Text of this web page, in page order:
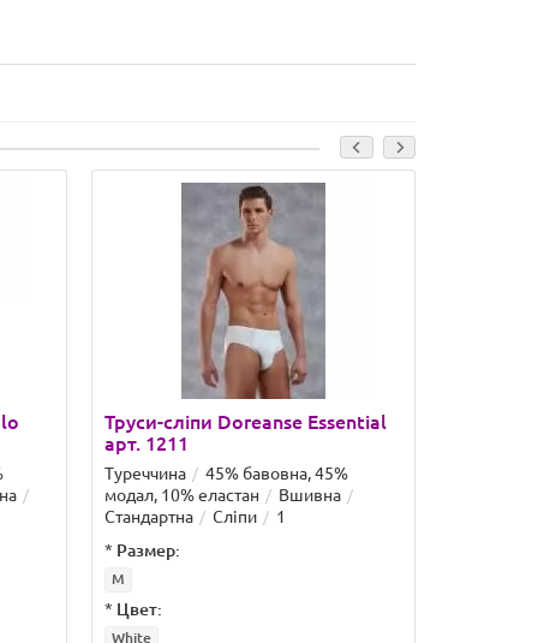
Труси-сліпи Doreanse Essential
арт. 1211
Туреччина
45% бавовна, 45%
модал, 10% еластан
Вшивна
Стандартна
Сліпи
1
* Размер:
M
* Цвет:
White